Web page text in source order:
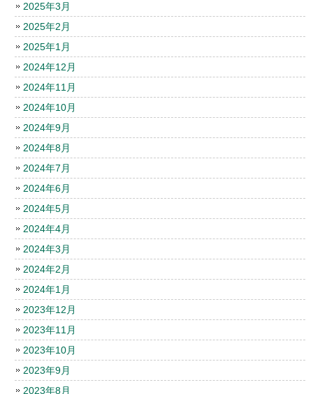
2025年3月
2025年2月
2025年1月
2024年12月
2024年11月
2024年10月
2024年9月
2024年8月
2024年7月
2024年6月
2024年5月
2024年4月
2024年3月
2024年2月
2024年1月
2023年12月
2023年11月
2023年10月
2023年9月
2023年8月